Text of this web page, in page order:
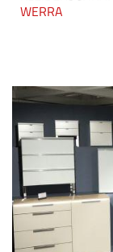
WERRA